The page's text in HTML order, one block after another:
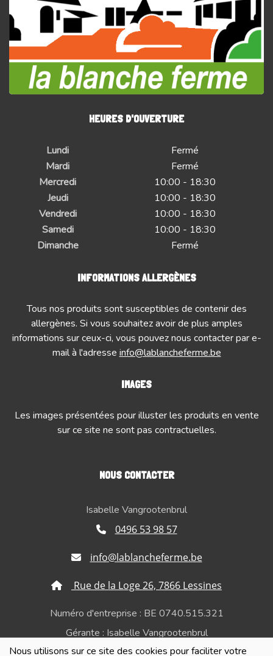
Nous utilisons sur ce site des cookies pour faciliter votre
HEURES D'OUVERTURE
Lundi
Fermé
Mardi
Fermé
Mercredi
10:00 - 18:30
Jeudi
10:00 - 18:30
Vendredi
10:00 - 18:30
Samedi
10:00 - 18:30
Dimanche
Fermé
INFORMATIONS ALLERGÈNES
Tous nos produits sont susceptibles de contenir des
allergènes. Si vous souhaitez avoir de plus amples
informations sur ceux-ci, vous pouvez nous contacter par e-
mail à l'adresse info@lablancheferme.be
IMAGES
Les images présentées pour illuster les produits en vente
sur ce site ne sont pas contractuelles.
NOUS CONTACTER
Isabelle Vangrootenbrul
0496 53 98 57
info@lablancheferme.be
Rue de la Loge 26, 7866 Lessines
Numéro d'entreprise : BE 0740.515.321
Gérante : Isabelle Vangrootenbrul